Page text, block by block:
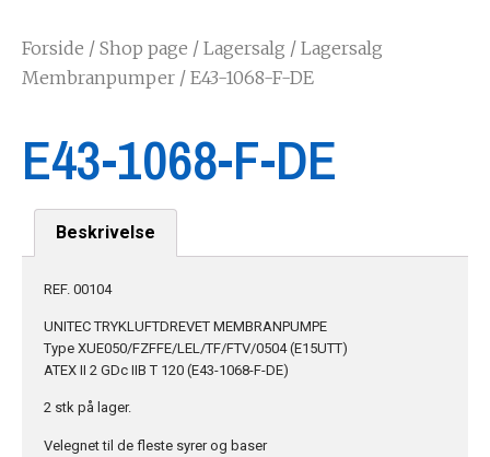
Forside / Shop page / Lagersalg / Lagersalg
Membranpumper / E43-1068-F-DE
E43-1068-F-DE
Beskrivelse
REF. 00104
UNITEC TRYKLUFTDREVET MEMBRANPUMPE
Type XUE050/FZFFE/LEL/TF/FTV/0504 (E15UTT)
ATEX II 2 GDc IIB T 120 (E43-1068-F-DE)
2 stk på lager.
Velegnet til de fleste syrer og baser